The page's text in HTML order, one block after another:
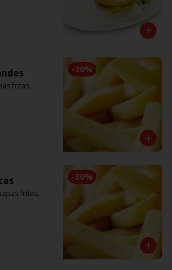
-30%
fritas.
-30%
fritas.